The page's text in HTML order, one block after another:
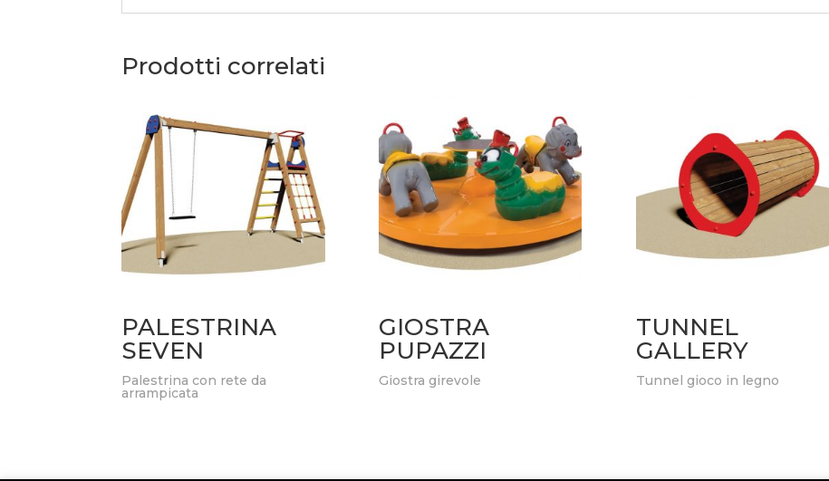
Prodotti correlati
PALESTRINA
SEVEN
Palestrina con rete da
arrampicata
GIOSTRA
PUPAZZI
Giostra girevole
TUNNEL
GALLERY
Tunnel gioco in legno